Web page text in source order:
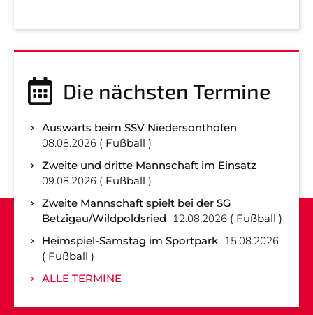
Die nächsten Termine
Auswärts beim SSV Niedersonthofen
08.08.2026
Fußball
Zweite und dritte Mannschaft im Einsatz
09.08.2026
Fußball
Zweite Mannschaft spielt bei der SG
Betzigau/Wildpoldsried
12.08.2026
Fußball
Heimspiel-Samstag im Sportpark 15.08.2026
Fußball
ALLE TERMINE